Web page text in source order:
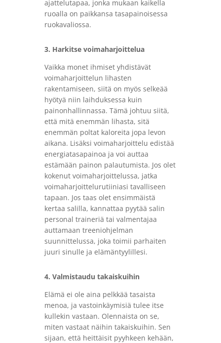
ajattelutapaa, jonka mukaan kaikella
ruoalla on paikkansa tasapainoisessa
ruokavaliossa.
3. Harkitse voimaharjoittelua
Vaikka monet ihmiset yhdistävät
voimaharjoittelun lihasten
rakentamiseen, siitä on myös selkeää
hyötyä niin laihduksessa kuin
painonhallinnassa. Tämä johtuu siitä,
että mitä enemmän lihasta, sitä
enemmän poltat kaloreita jopa levon
aikana. Lisäksi voimaharjoittelu edistää
energiatasapainoa ja voi auttaa
estämään painon palautumista. Jos olet
kokenut voimaharjoittelussa, jatka
voimaharjoittelurutiiniasi tavalliseen
tapaan. Jos taas olet ensimmäistä
kertaa salilla, kannattaa pyytää salin
personal traineriä tai valmentajaa
auttamaan treeniohjelman
suunnittelussa, joka toimii parhaiten
juuri sinulle ja elämäntyylillesi.
4. Valmistaudu takaiskuihin
Elämä ei ole aina pelkkää tasaista
menoa, ja vastoinkäymisiä tulee itse
kullekin vastaan. Olennaista on se,
miten vastaat näihin takaiskuihin. Sen
sijaan, että heittäisit pyyhkeen kehään,